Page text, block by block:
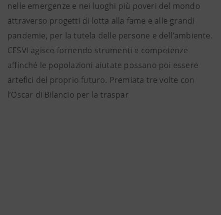
nelle emergenze e nei luoghi più poveri del mondo
attraverso progetti di lotta alla fame e alle grandi
pandemie, per la tutela delle persone e dell’ambiente.
CESVI agisce fornendo strumenti e competenze
affinché le popolazioni aiutate possano poi essere
artefici del proprio futuro. Premiata tre volte con
l’Oscar di Bilancio per la traspar